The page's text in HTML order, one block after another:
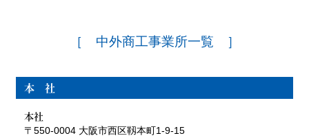
［ 中外商工事業所一覧 ］
本 社
本社
〒550-0004 大阪市西区靱本町1-9-15